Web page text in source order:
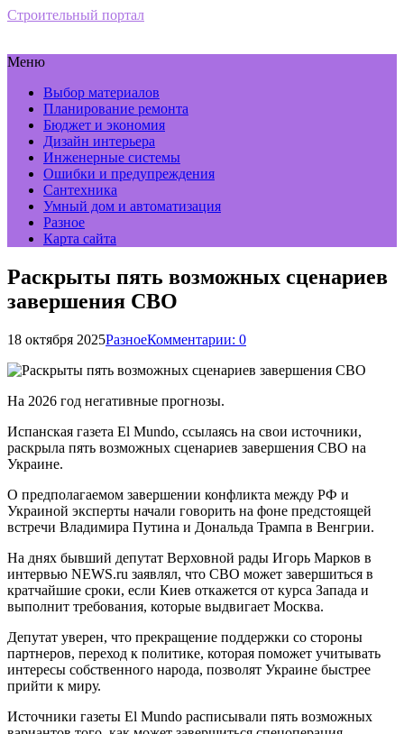
Строительный портал
Меню
Выбор материалов
Планирование ремонта
Бюджет и экономия
Дизайн интерьера
Инженерные системы
Ошибки и предупреждения
Сантехника
Умный дом и автоматизация
Разное
Карта сайта
Раскрыты пять возможных сценариев
завершения СВО
18 октября 2025РазноеКомментарии: 0
На 2026 год негативные прогнозы.
Испанская газета El Mundo, ссылаясь на свои источники,
раскрыла пять возможных сценариев завершения СВО на
Украине.
О предполагаемом завершении конфликта между РФ и
Украиной эксперты начали говорить на фоне предстоящей
встречи Владимира Путина и Дональда Трампа в Венгрии.
На днях бывший депутат Верховной рады Игорь Марков в
интервью NEWS.ru заявлял, что СВО может завершиться в
кратчайшие сроки, если Киев откажется от курса Запада и
выполнит требования, которые выдвигает Москва.
Депутат уверен, что прекращение поддержки со стороны
партнеров, переход к политике, которая поможет учитывать
интересы собственного народа, позволят Украине быстрее
прийти к миру.
Источники газеты El Mundo расписывали пять возможных